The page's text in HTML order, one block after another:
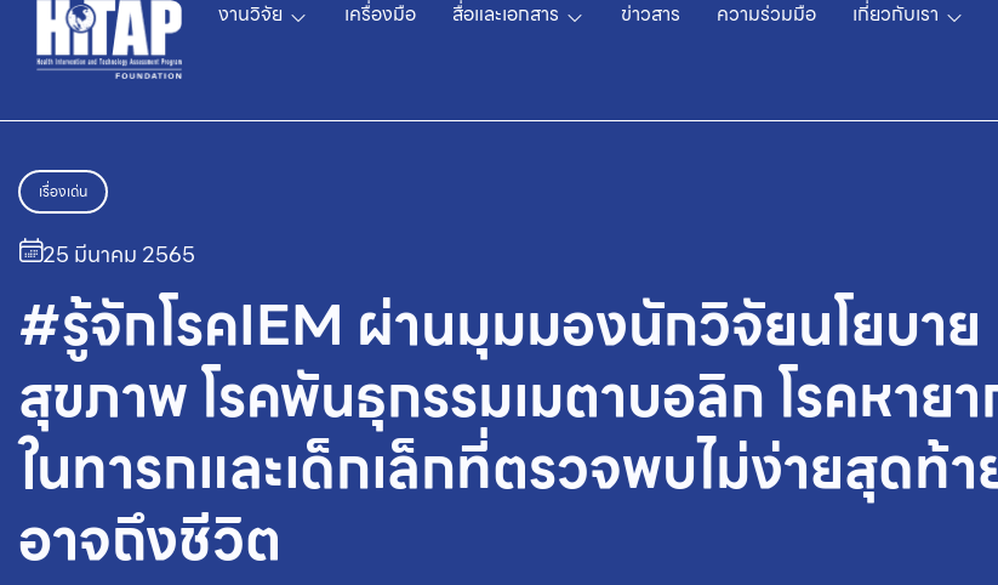
งานวิจัย เครื่องมือ สื่อและเอกสาร ข่าวสาร ความร่วมมือ เกี่ยวกับเรา
เรื่องเด่น
25 มีนาคม 2565
#รู้จักโรคIEM ผ่านมุมมองนักวิจัยนโยบาย
สุขภาพ โรคพันธุกรรมเมตาบอลิก โรคหาย
ในทารกและเด็กเล็กที่ตรวจพบไม่ง่ายสุดท้า
อาจถึงชีวิต